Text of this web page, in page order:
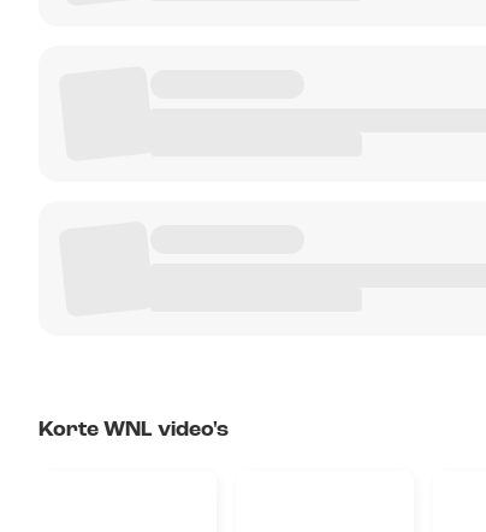
Korte WNL video's